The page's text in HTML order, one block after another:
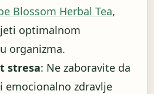
Blossom Herbal Tea,
optimalnom
organizma.
stresa: Ne zaboravite da
emocionalno zdravlje